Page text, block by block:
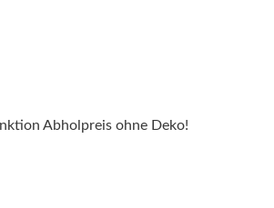
Abholpreis ohne Deko!